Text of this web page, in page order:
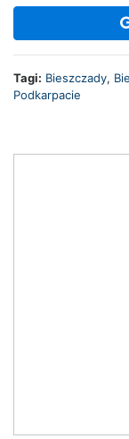
Tagi: Bieszczady,
Podkarpacie